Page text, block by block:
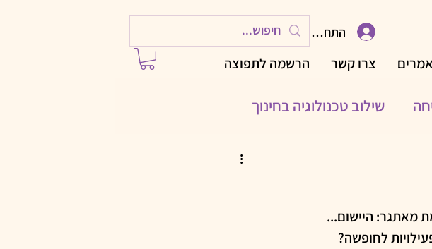
התחברות
צרו קשר הרשמה לתפוצה
שילוב טכנולוגיה בחינוך
פעילויות לחגים
פעילויות משפחתיות עם AI
מאתגר: היישום...
לחופשה?